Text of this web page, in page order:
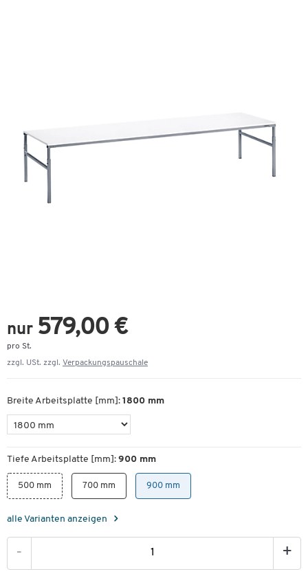
nur 579,00 €
pro St.
zzgl. USt. zzgl. Verpackungspauschale
Breite Arbeitsplatte [mm]: 1800 mm
Tiefe Arbeitsplatte [mm]: 900 mm
500 mm 700 mm 900 mm
alle Varianten anzeigen
- +